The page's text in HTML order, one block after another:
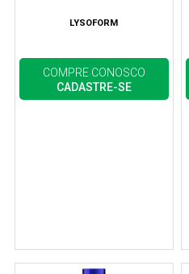
LYSOFORM
COMPRE CONOSCO
CADASTRE-SE